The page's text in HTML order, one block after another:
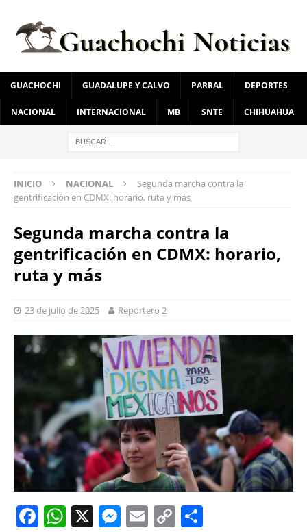
GUACHOCHI GUADALUPE Y CALVO PARRAL DEPORTES
NACIONAL INTERNACIONAL MB SNTE CHIHUAHUA
INICIO NACIONAL
Segunda marcha contra la
gentrificación en CDMX: horario, ruta y más
Segunda marcha contra la
gentrificación en CDMX: horario,
ruta y más
23 de julio de 2025 Reportero 2
F W X M E C